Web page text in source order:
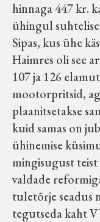
hinnaga 447 kr.
ühingul
Sipas, kus ühe
Haimres oli see
107 ja 126
mootorpritsid,
plaanitsetakse
kuid samas on
ühinemise
mingisugust
valdade
tuletõrje seadus
tegutseda kaht